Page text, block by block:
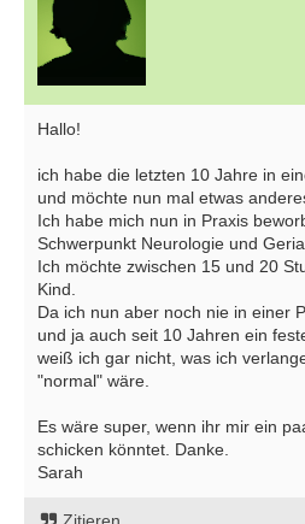
Hallo!
ich habe die letzten 10 Jahre in
und möchte nun mal etwas
Ich habe mich nun in Praxis
Schwerpunkt Neurologie und
Ich möchte zwischen 15 und 20
Kind.
Da ich nun aber noch nie in einer
und ja auch seit 10 Jahren ein
weiß ich gar nicht, was ich
"normal" wäre.
Es wäre super, wenn ihr mir ein
schicken könntet. Danke.
Sarah